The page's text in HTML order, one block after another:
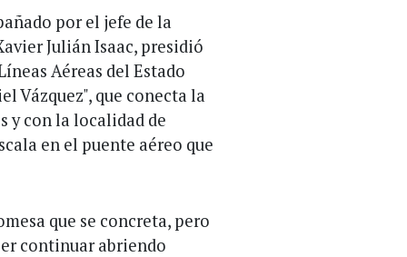
por el jefe de la
Julián Isaac, presidió
Aéreas del Estado
Vázquez", que conecta la
y con la localidad de
en el puente aéreo que
que se concreta, pero
continuar abriendo